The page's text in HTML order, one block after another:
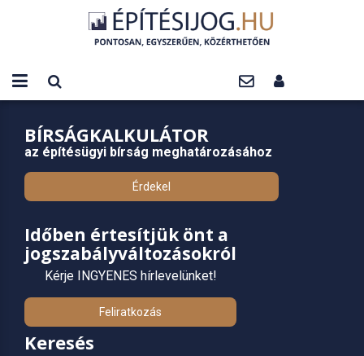
BÍRSÁGKALKULÁTOR
az építésügyi bírság meghatározásához
Érdekel
Időben értesítjük önt a
jogszabályváltozásokról
Kérje INGYENES hírlevelünket!
Feliratkozás
Keresés